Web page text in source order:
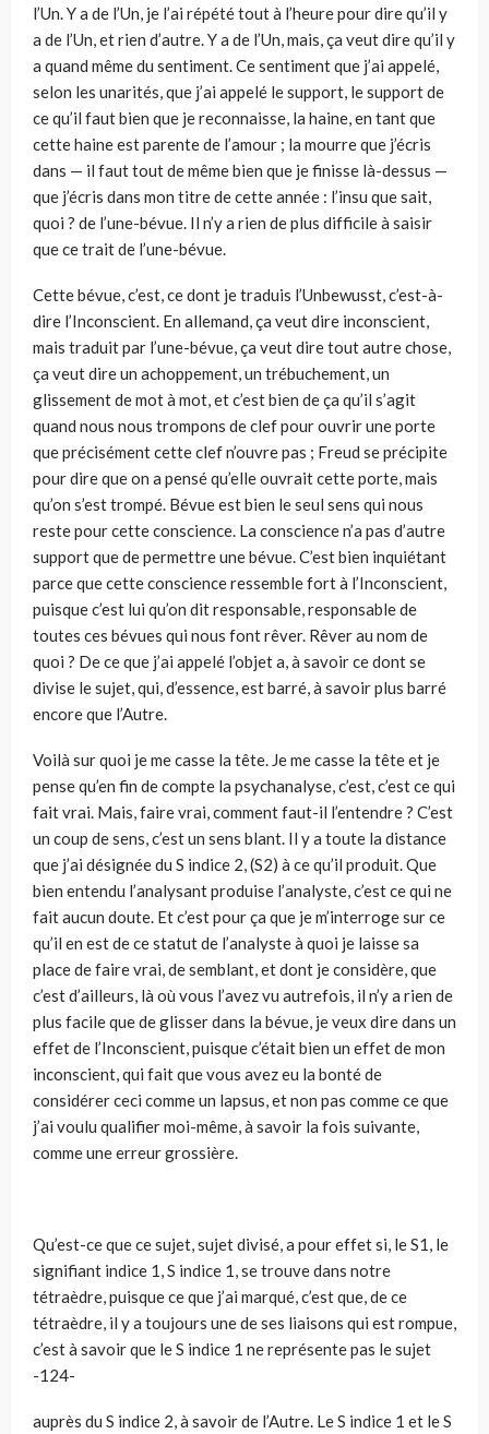
l’Un. Y a de l’Un, je l’ai répété tout à l’heure pour dire qu’il y
a de l’Un, et rien d’autre. Y a de l’Un, mais, ça veut dire qu’il y
a quand même du sentiment. Ce sentiment que j’ai appelé,
selon les unarités, que j’ai appelé le support, le support de
ce qu’il faut bien que je reconnaisse, la haine, en tant que
cette haine est parente de l’amour ; la mourre que j’écris
dans — il faut tout de même bien que je finisse là-dessus —
que j’écris dans mon titre de cette année : l’insu que sait,
quoi ? de l’une-bévue. Il n’y a rien de plus difficile à saisir
que ce trait de l’une-bévue.
Cette bévue, c’est, ce dont je traduis l’Unbewusst, c’est-à-
dire l’Inconscient. En allemand, ça veut dire inconscient,
mais traduit par l’une-bévue, ça veut dire tout autre chose,
ça veut dire un achoppement, un trébuchement, un
glissement de mot à mot, et c’est bien de ça qu’il s’agit
quand nous nous trompons de clef pour ouvrir une porte
que précisément cette clef n’ouvre pas ; Freud se précipite
pour dire que on a pensé qu’elle ouvrait cette porte, mais
qu’on s’est trompé. Bévue est bien le seul sens qui nous
reste pour cette conscience. La conscience n’a pas d’autre
support que de permettre une bévue. C’est bien inquiétant
parce que cette conscience ressemble fort à l’Inconscient,
puisque c’est lui qu’on dit responsable, responsable de
toutes ces bévues qui nous font rêver. Rêver au nom de
quoi ? De ce que j’ai appelé l’objet a, à savoir ce dont se
divise le sujet, qui, d’essence, est barré, à savoir plus barré
encore que l’Autre.
Voilà sur quoi je me casse la tête. Je me casse la tête et je
pense qu’en fin de compte la psychanalyse, c’est, c’est ce qui
fait vrai. Mais, faire vrai, comment faut-il l’entendre ? C’est
un coup de sens, c’est un sens blant. Il y a toute la distance
que j’ai désignée du S indice 2, (S2) à ce qu’il produit. Que
bien entendu l’analysant produise l’analyste, c’est ce qui ne
fait aucun doute. Et c’est pour ça que je m’interroge sur ce
qu’il en est de ce statut de l’analyste à quoi je laisse sa
place de faire vrai, de semblant, et dont je considère, que
c’est d’ailleurs, là où vous l’avez vu autrefois, il n’y a rien de
plus facile que de glisser dans la bévue, je veux dire dans un
effet de l’Inconscient, puisque c’était bien un effet de mon
inconscient, qui fait que vous avez eu la bonté de
considérer ceci comme un lapsus, et non pas comme ce que
j’ai voulu qualifier moi-même, à savoir la fois suivante,
comme une erreur grossière.
Qu’est-ce que ce sujet, sujet divisé, a pour effet si, le S1, le
signifiant indice 1, S indice 1, se trouve dans notre
tétraèdre, puisque ce que j’ai marqué, c’est que, de ce
tétraèdre, il y a toujours une de ses liaisons qui est rompue,
c’est à savoir que le S indice 1 ne représente pas le sujet
-124-
auprès du S indice 2, à savoir de l’Autre. Le S indice 1 et le S